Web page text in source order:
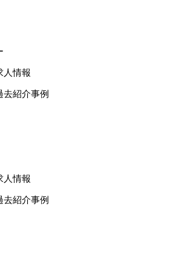
人情報
去紹介事例
人情報
去紹介事例